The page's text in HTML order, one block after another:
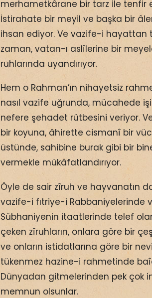
merhametkârane bir tarz ile tenfir
İstirahate bir meyil ve başka bir
ihsan ediyor. Ve vazife-i hayattan
zaman, vatan-ı aslîlerine bir
ruhlarında uyandırıyor.
Hem o Rahman’ın nihayetsiz
nasıl vazife uğrunda, mücahede
nefere şehadet rütbesini veriyor.
bir koyuna, âhirette cismanî bir
üstünde, sahibine burak gibi bir
vermekle mükâfatlandırıyor.
Öyle de sair zîruh ve hayvanatın
vazife-i fıtriye-i Rabbaniyelerinde
Sübhaniyenin itaatlerinde telef
çeken zîruhların, onlara göre bir
ve onların istidatlarına göre bir
tükenmez hazine-i rahmetinde
Dünyadan gitmelerinden pek çok
memnun olsunlar.